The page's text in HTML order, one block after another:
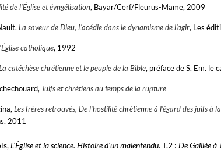
de l'Église et évngélisation, Bayar/Cerf/Fleurus-Mame, 2009
La saveur de Dieu, L'acédie dans le dynamisme de l'agir, Les
catholique, 1992
catéchèse chrétienne et le peuple de la Bible, préface de S. Em. le
Juifs et chrétiens au temps de la rupture
Les frères retrouvés, De l'hostilité chrétienne à l'égard des juifs à
2011
L'Église et la science. Histoire d'un malentendu. T.2 :De Galilée à